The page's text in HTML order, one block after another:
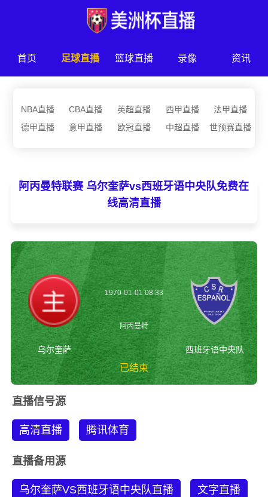
首页 足球直播 篮球直播 录像 资讯
NBA直播 CBA直播 英超直播 西甲直播
法甲直播
德甲直播
意甲直播 欧冠直播 中超直播 世预赛直播
阿丙曼特联赛 乌尔奎萨vs西班牙语中央队免费在
线高清直播
乌尔奎萨
1970-01-01 08:33
阿丙曼特
已结束
西班牙语中央队
直播信号源
高清直播 腾讯体育
直播备用源
乌尔奎萨VS西班牙语中央队直播 文字直播